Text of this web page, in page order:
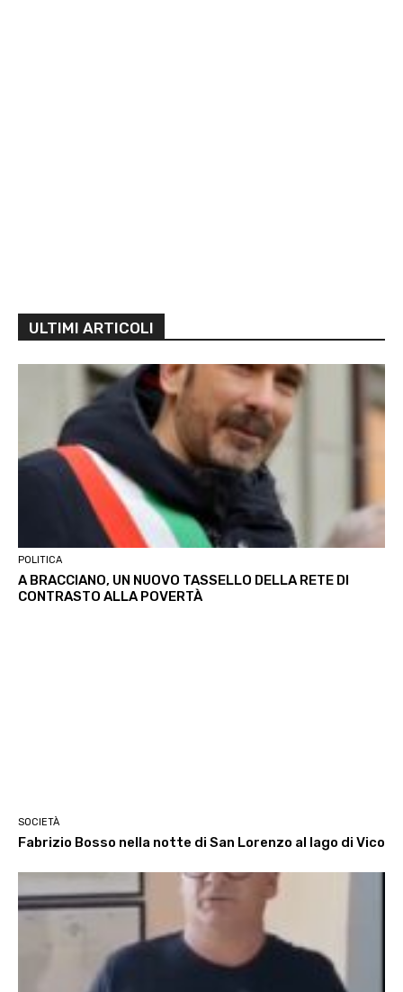
ULTIMI ARTICOLI
POLITICA
A BRACCIANO, UN NUOVO TASSELLO DELLA RETE DI
CONTRASTO ALLA POVERTÀ
SOCIETÀ
Fabrizio Bosso nella notte di San Lorenzo al lago di Vico